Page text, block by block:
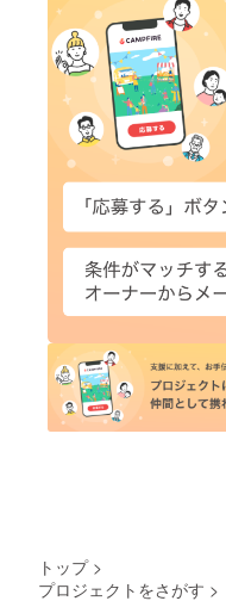
トップ >
プロジェクトをさがす >